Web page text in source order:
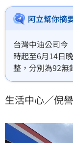
阿立幫你摘
台灣中油公司今
時起至6月14日
整，分別為92無
升33.9元、98無
生活中心／倪